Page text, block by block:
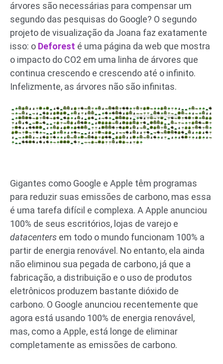
árvores são necessárias para compensar um
segundo das pesquisas do Google? O segundo
projeto de visualização da Joana faz exatamente
isso: o Deforest é uma página da web que mostra
o impacto do CO2 em uma linha de árvores que
continua crescendo e crescendo até o infinito.
Infelizmente, as árvores não são infinitas.
Gigantes como Google e Apple têm programas
para reduzir suas emissões de carbono, mas essa
é uma tarefa difícil e complexa. A Apple anunciou
100% de seus escritórios, lojas de varejo e
datacenters em todo o mundo funcionam 100% a
partir de energia renovável. No entanto, ela ainda
não eliminou sua pegada de carbono, já que a
fabricação, a distribuição e o uso de produtos
eletrônicos produzem bastante dióxido de
carbono. O Google anunciou recentemente que
agora está usando 100% de energia renovável,
mas, como a Apple, está longe de eliminar
completamente as emissões de carbono.